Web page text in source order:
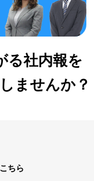
る社内報を
ませんか？
ちら